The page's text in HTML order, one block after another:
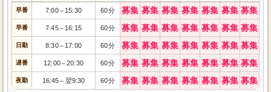
早番 7:00～ 15:30 60分 募集 募集 募集 募集 募集 募集 募集
早番 7:45～ 16:15 60分 募集 募集 募集 募集 募集 募集 募集
日勤 8:30～ 17:00 60分 募集 募集 募集 募集 募集 募集 募集
遅番 12:00～20:30 60分 募集 募集 募集 募集 募集 募集 募集
夜勤 16:45～ 翌9:30 60分 募集 募集 募集 募集 募集 募集 募集